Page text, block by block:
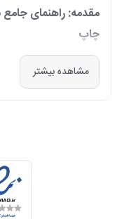
مقدمه: راهنمای
چاپ
در دنیای پرشتاب امروز که
فناوری‌های نوین وابسته‌اند،
ما، ارائه راهکارهای جامع،
برای سازمان‌ها، شرکت‌ها و
طیف کاملی از
مشاهده بیشتر